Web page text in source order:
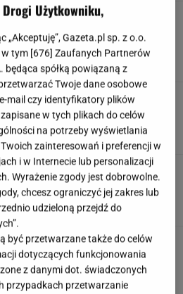
Pracownicy branży IT śmieją się
Zwolnienia w łódzkiej siedzibie
pukają do domów. Chcą paragonów
i narodowiec. Kim jest raper,
przed Nawrockim?
w niewielkim stawie. Taki okaz
rzadko
Użytkowniku,
„Akceptuję”, Gazeta.pl sp. z o.o.
tym [676] Zaufanych Partnerów
będąca spółką powiązaną z
Twoje dane osobowe
mail czy identyfikatory plików
w tych plikach do celów
na potrzeby wyświetlania
zainteresowań i preferencji w
i w Internecie lub personalizacji
Wyrażenie zgody jest dobrowolne.
chcesz ograniczyć jej zakres lub
udzieloną przejdź do
być przetwarzane także do celów
dotyczących funkcjonowania
z danymi dot. świadczonych
przypadkach przetwarzanie